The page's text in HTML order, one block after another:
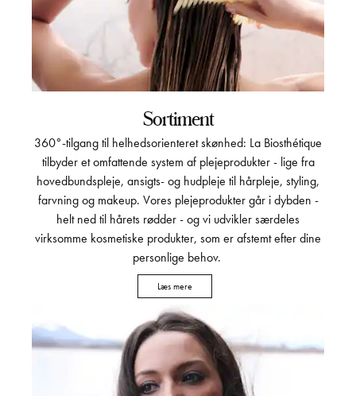
Sortiment
360°-tilgang til helhedsorienteret skønhed: La Biosthétique
tilbyder et omfattende system af plejeprodukter - lige fra
hovedbundspleje, ansigts- og hudpleje til hårpleje, styling,
farvning og makeup. Vores plejeprodukter går i dybden -
helt ned til hårets rødder - og vi udvikler særdeles
virksomme kosmetiske produkter, som er afstemt efter dine
personlige behov.
Læs mere